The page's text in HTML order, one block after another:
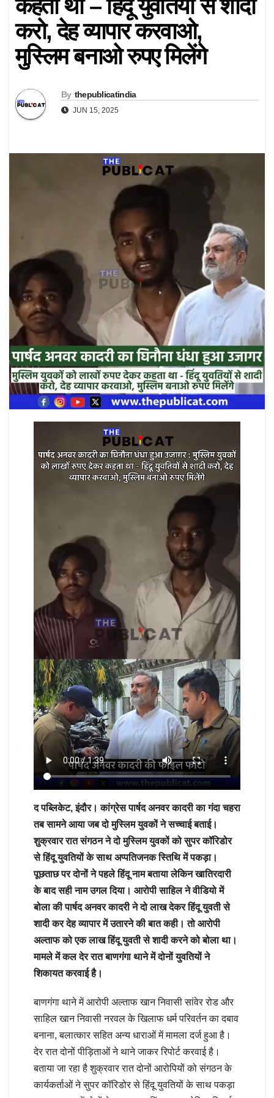
कहता था – हिंदू युवतियों से शादी
करो, देह व्यापार करवाओ,
मुस्लिम बनाओ रुपए मिलेंगे
By thepublicatindia
JUN 15, 2025
द पब्लिकेट, इंदौर। कांग्रेस पार्षद अनवर कादरी का गंदा चहरा
तब सामने आया जब दो मुस्लिम युवकों ने सच्चाई बताई।
शुक्रवार रात संगठन ने दो मुस्लिम युवकों को सुपर कॉरिडोर
से हिंदू युवतियों के साथ अप्पतिजनक स्तिथि में पकड़ा।
पूछताछ पर दोनों ने पहले हिंदू नाम बताया लेकिन खातिरदारी
के बाद सही नाम उगल दिया। आरोपी साहिल ने वीडियो में
बोला की पार्षद अनवर कादरी ने दो लाख देकर हिंदू युवती से
शादी कर देह व्यापार में उतारने की बात कही। तो आरोपी
अल्ताफ को एक लाख हिंदू युवती से शादी करने को बोला था।
मामले में कल देर रात बाणगंगा थाने में दोनों युवतियों ने
शिकायत करवाई है।
बाणगंगा थाने में आरोपी अल्ताफ खान निवासी सांवेर रोड और
साहिल खान निवासी नरवल के खिलाफ धर्म परिवर्तन का दबाव
बनाना, बलात्कार सहित अन्य धाराओं में मामला दर्ज हुआ है।
देर रात दोनों पीड़िताओं ने थाने जाकर रिपोर्ट करवाई है।
बताया जा रहा है शुक्रवार रात दोनों आरोपियों को संगठन के
कार्यकर्ताओं ने सुपर कॉरिडोर से हिंदू युवतियों के साथ पकड़ा